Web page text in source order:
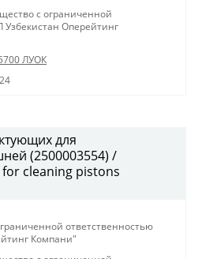
с ограниченной
Оперейтинг
ЛУОК
для
(2500003554) /
cleaning pistons
ответственностью
Компани"